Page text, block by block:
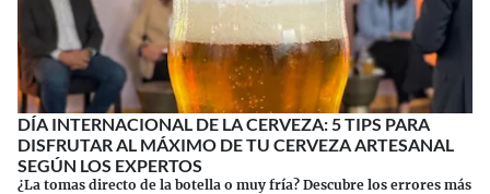
DÍA INTERNACIONAL DE LA CERVEZA: 5 TIPS PARA
DISFRUTAR AL MÁXIMO DE TU CERVEZA ARTESANAL
SEGÚN LOS EXPERTOS
¿La tomas directo de la botella o muy fría? Descubre los errores más